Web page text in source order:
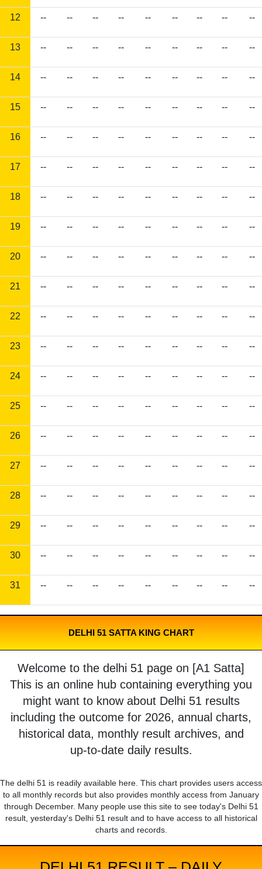
12 -- -- -- -- -- -- -- -- --
13 -- -- -- -- -- -- -- -- --
14 -- -- -- -- -- -- -- -- --
15 -- -- -- -- -- -- -- -- --
16 -- -- -- -- -- -- -- -- --
17 -- -- -- -- -- -- -- -- --
18 -- -- -- -- -- -- -- -- --
19 -- -- -- -- -- -- -- -- --
20 -- -- -- -- -- -- -- -- --
21 -- -- -- -- -- -- -- -- --
22 -- -- -- -- -- -- -- -- --
23 -- -- -- -- -- -- -- -- --
24 -- -- -- -- -- -- -- -- --
25 -- -- -- -- -- -- -- -- --
26 -- -- -- -- -- -- -- -- --
27 -- -- -- -- -- -- -- -- --
28 -- -- -- -- -- -- -- -- --
29 -- -- -- -- -- -- -- -- --
30 -- -- -- -- -- -- -- -- --
31 -- -- -- -- -- -- -- -- --
DELHI 51 SATTA KING CHART
Welcome to the delhi 51 page on [A1 Satta]
This is an online hub containing everything you
might want to know about Delhi 51 results
including the outcome for 2026, annual charts,
historical data, monthly result archives, and
up-to-date daily results.
The delhi 51 is readily available here. This chart provides users access
to all monthly records but also provides monthly access from January
through December. Many people use this site to see today's Delhi 51
result, yesterday's Delhi 51 result and to have access to all historical
charts and records.